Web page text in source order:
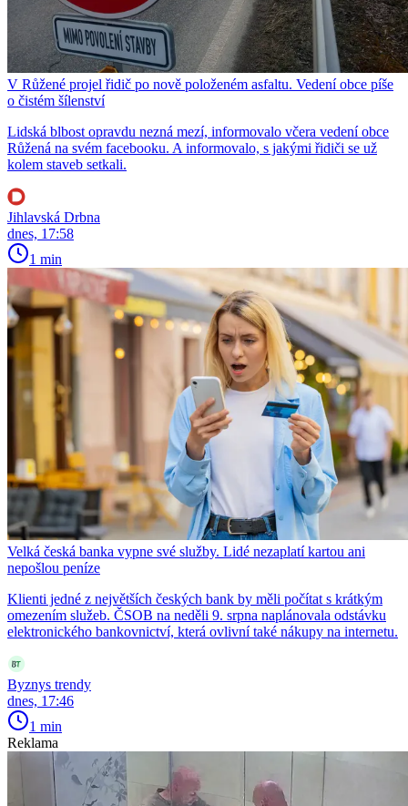
V Růžené projel řidič po nově položeném asfaltu. Vedení obce píše
o čistém šílenství
Lidská blbost opravdu nezná mezí, informovalo včera vedení obce
Růžená na svém facebooku. A informovalo, s jakými řidiči se už
kolem staveb setkali.
Jihlavská Drbna
dnes, 17:58
1 min
Velká česká banka vypne své služby. Lidé nezaplatí kartou ani
nepošlou peníze
Klienti jedné z největších českých bank by měli počítat s krátkým
omezením služeb. ČSOB na neděli 9. srpna naplánovala odstávku
elektronického bankovnictví, která ovlivní také nákupy na internetu.
Byznys trendy
dnes, 17:46
1 min
Reklama